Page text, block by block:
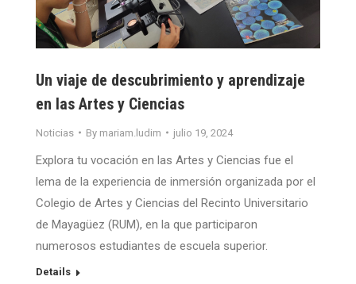
Un viaje de descubrimiento y aprendizaje
en las Artes y Ciencias
Noticias By mariam.ludim julio 19, 2024
Explora tu vocación en las Artes y Ciencias fue el
lema de la experiencia de inmersión organizada por el
Colegio de Artes y Ciencias del Recinto Universitario
de Mayagüez (RUM), en la que participaron
numerosos estudiantes de escuela superior.
Details